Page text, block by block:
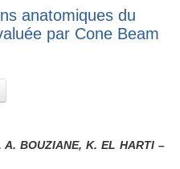
anatomiques du
par Cone Beam
A. BOUZIANE, K. EL HARTI –